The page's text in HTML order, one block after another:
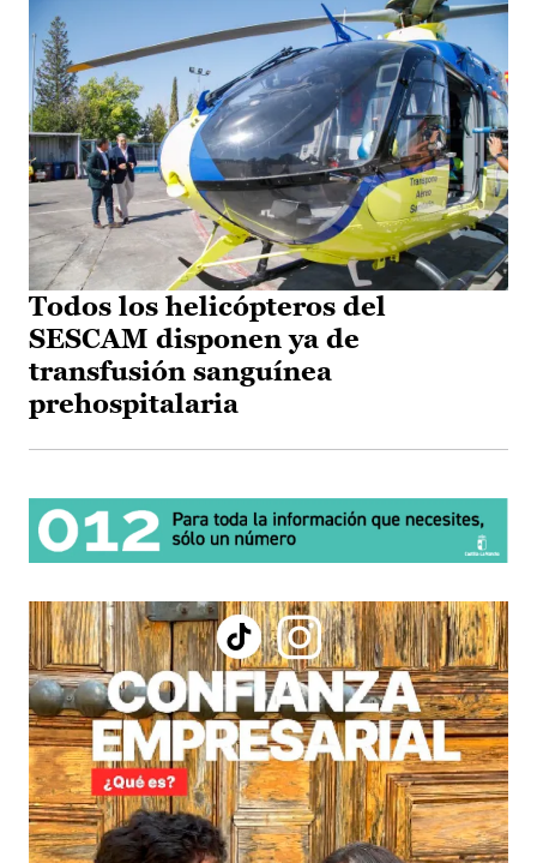
Todos los helicópteros del
SESCAM disponen ya de
transfusión sanguínea
prehospitalaria